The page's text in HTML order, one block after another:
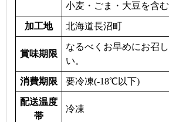
小麦・ごま・大豆を含
加工地 北海道長沼町
賞味期限
なるべくお早めにお召
い。
消費期限 要冷凍(-18℃以下)
配送温度
帯
冷凍